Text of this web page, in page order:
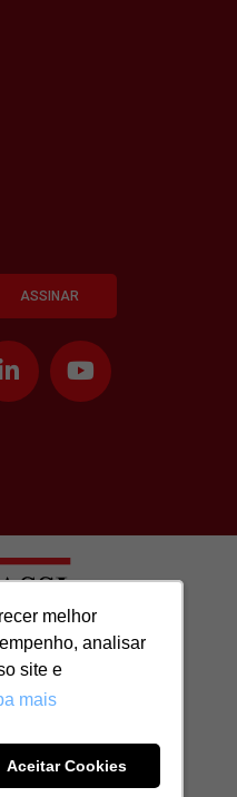
melhor
analisar
site e
mais
Aceitar Cookies
melhor
analisar
site e
mais
Aceitar Cookies
IMÓVEIS LTDA | CNPJ:
J-04970/1